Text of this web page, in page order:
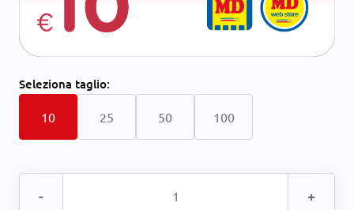
Seleziona taglio:
10 25 50 100
- +